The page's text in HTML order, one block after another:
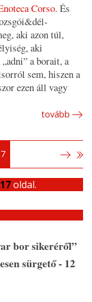
Corso. És
aki azon túl,
aki
a borait, a
sem, hiszen a
ezen áll vagy
tovább
oldal.
bor sikeréről”
sürgető - 12